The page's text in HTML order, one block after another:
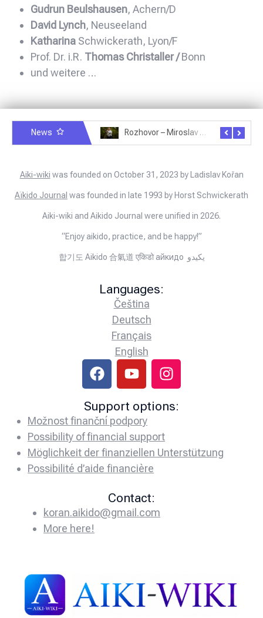
Gudrun Beulshausen, Achern/D
David Lynch, Neuseeland
Katharina Schwickerath, Lyon/F
Prof. Dr. i.R. Thomas Christaller /Bonn
und weitere …
News Rozhovor – Miroslav Šmíd – 22.3.2025
Aiki-wiki was founded on October 31, 2023 by Ladislav Kořan
Aïkido Journal was founded in late 1993 by Horst Schwickerath
Aiki-wiki and Aikido Journal were unified in 2026.
“Enjoy aikido, practice, and be happy!”
합기도 Aikido 合氣道 एकिडो айкидо يكيدو
Languages:
Čeština
Deutsch
Français
English
Support options:
Možnost finanční podpory
Possibility of financial support
Möglichkeit der finanziellen Unterstützung
Possibilité d’aide financière
Contact:
koran.aikido@gmail.com
More here!